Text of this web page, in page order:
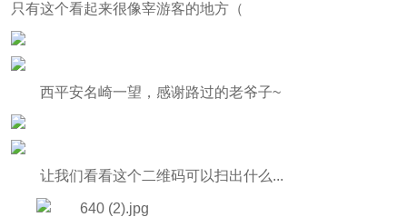
只有这个看起来很像宰游客的地方（
西平安名崎一望，感谢路过的老爷子~
让我们看看这个二维码可以扫出什么...